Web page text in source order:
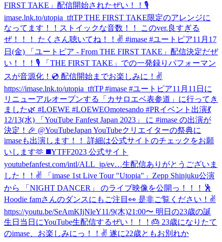
FIRST TAKE」配信開始されたぜい！！🎙
imase.lnk.to/utopia_tftTP THE FIRST TAKE限定のアレンジに
なってます！！ストイックな音数！！ このver.良すぎる
ぜ！！！ たくさん聴いてね！！✌️ #imase #ユートピア11月17
日(金) 「ユートピア - From THE FIRST TAKE」配信決定だぜ
い！！！🎙 「THE FIRST TAKE」での一発録りパフォーマン
スが音源化！💿 配信開始までお楽しみに！✌️
https://imase.lnk.to/utopia_tftTP #imase #ユートピア11月11日に
リニューアルオープンする「カサロエベ表参道」に行ってき
ました🌿 #LOEWE #LOEWEOmotesando #PRイベント出演💃
12/13(水) 「YouTube Fanfest Japan 2023」 に #imase の出演が
決定！🎉 @YouTubeJapan YouTubeクリエイターの祭典に
imaseも出演します！！ 詳細は公式サイトのチェックをお願
いします🫶 ◼️YTFF2023 公式サイト
youtubefanfest.com/intl/ALL_jp/ev…生配信ありがとうございま
した！！✌️ 「imase 1st Live Tour "Utopia"」Zepp Shinjuku公演
から 「NIGHT DANCER」 のライブ映像を公開っ！！！🕺
Hoodie famさんのダンスにもご注目👀 是非ご覧ください！✌️
https://youtu.be/SeAmKIjNleY11/9(木)21:00〜 明日の23歳の誕
生日当日にYouTube生配信するぜい！！！🎂 23歳になりたて
のimase、お楽しみにっ！！✌️ 遂に22歳ともお別れか